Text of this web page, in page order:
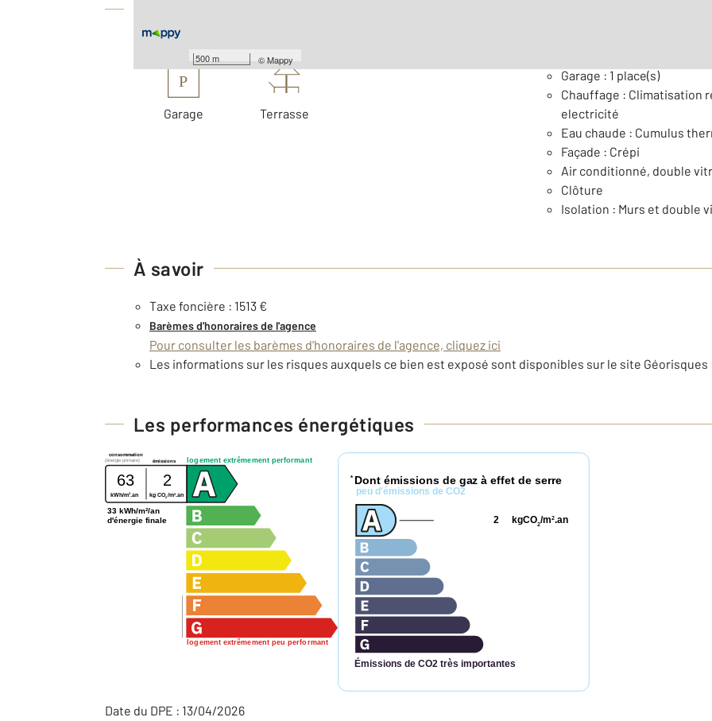
500 m ©Mappy
P
Garage Terrasse
Garage : 1 place(s)
Chauffage : Climatisation
electricité
Eau chaude : Cumulus
Façade : Crépi
Air conditionné, double
Clôture
Isolation : Murs et double
À savoir
Taxe foncière : 1513 €
Barèmes d'honoraires de l'agence
Pour consulter les barèmes d'honoraires de l'agence, cliquez ici
Les informations sur les risques auxquels ce bien est exposé sont disponibles sur le site
Les performances énergétiques
logement extrêmement performant
logement extrêmement peu performant
consommation
émissions
(énergie primaire)
63 2
kWh/m2 .an kg CO2 /m2 .an
33 kWh/m²/an
d'énergie finale
* Dont émissions de gaz à effet de serre
peu d'émissions de CO2
Émissions de CO2 très importantes
kgCO2/m2.an
2
Date du DPE : 13/04/2026